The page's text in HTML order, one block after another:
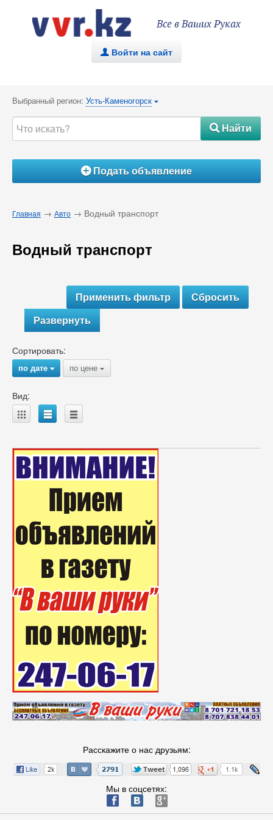
Все в Ваших Руках
. Войти на сайт
Выбранный регион: Усть-Каменогорск {
#Найти
ÁПодать объявление
Главная → Авто → Водный транспорт
Водный транспорт
Развернуть
Сортировать:
по дате{ по цене {
Вид:
A B C
Расскажите о нас друзьям:
Мы в соцсетях:
ä æ è